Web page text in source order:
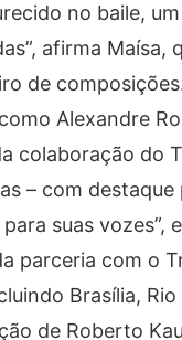
no baile,
afirma
de
Alexandre
colaboração do
– com
suas
parceria com o
Brasília,
de Roberto